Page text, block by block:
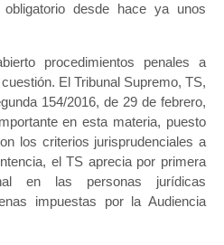
desde hace ya unos
procedimientos penales a
El Tribunal Supremo, TS,
154/2016, de 29 de febrero,
en esta materia, puesto
los criterios jurisprudenciales a
el TS aprecia por primera
en las personas jurídicas
impuestas por la Audiencia